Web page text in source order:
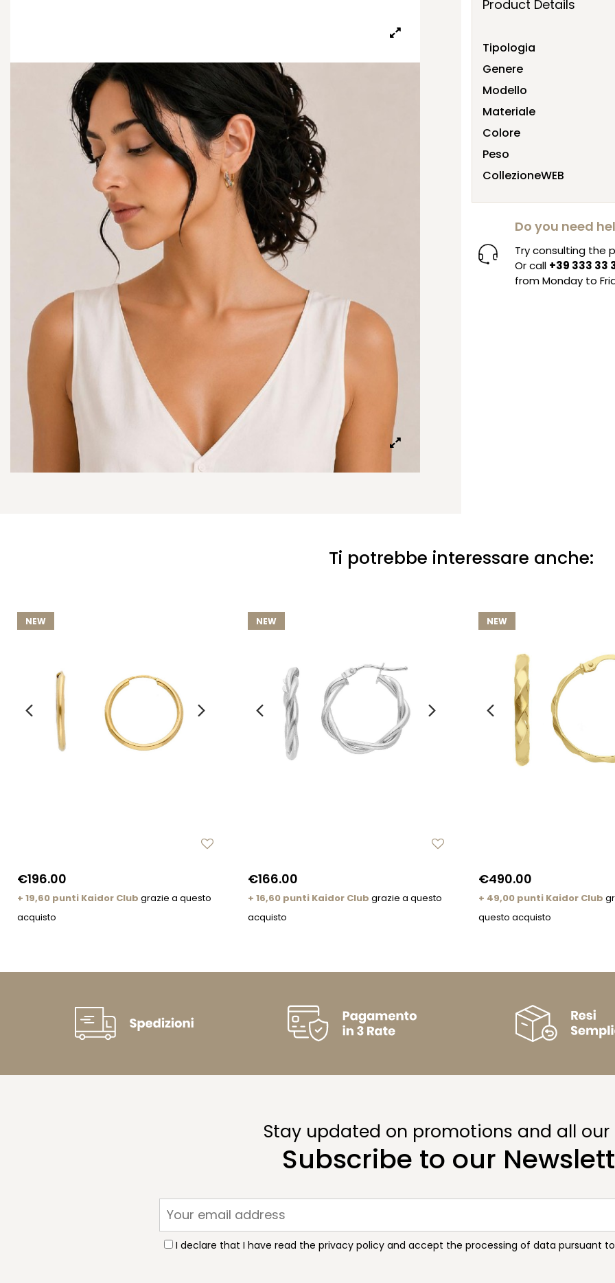
Product Details
Tipologia
Genere
Modello
Materiale
Colore
Peso
CollezioneWEB
Do you need
Try consulting the
Or call +39 333 33
from Monday to
Ti potrebbe interessare anche:
NEW
€196.00
+ 19,60 punti Kaidor Club grazie a questo
acquisto
NEW
€166.00
+ 16,60 punti Kaidor Club grazie a questo
acquisto
NEW
€490.00
+ 49,00 punti Kaidor Club
questo acquisto
Stay updated on promotions and all our
Subscribe to our
I declare that I have read the privacy policy and accept the processing of data pursuant to